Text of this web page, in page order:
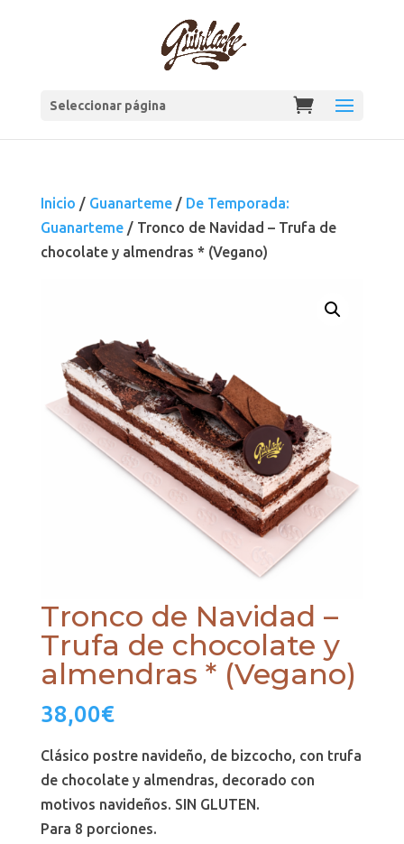
Seleccionar página
Inicio / Guanarteme/ De Temporada:
Guanarteme/ Tronco de Navidad – Trufa de
chocolate y almendras * (Vegano)
Tronco de Navidad –
Trufa de chocolate y
almendras * (Vegano)
38,00€
Clásico postre navideño, de bizcocho, con trufa
de chocolate y almendras, decorado con
motivos navideños. SIN GLUTEN.
Para 8 porciones.